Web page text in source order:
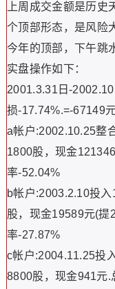
上周成交金额是历
个顶部形态，是风险
今年的顶部，下午跳
实盘操作如下：
2001.3.31日-
损-17.74%.=-67149
a帐户:2002.10.25整
1800股，现金
率-52.04%
b帐户:2003.2.10投
股，现金19589元(提
率-27.87%
c帐户:2004.11.25投
8800股，现金941元.